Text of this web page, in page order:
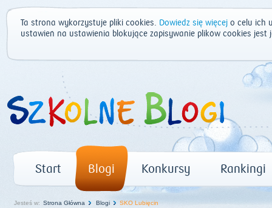
Ta strona wykorzystuje pliki cookies. Dowiedz się więcej o celu ich
ustawień na ustawienia blokujące zapisywanie plików cookies
Start Blogi Konkursy Rankingi
Jesteś w: Strona Główna Blogi SKO Lubięcin